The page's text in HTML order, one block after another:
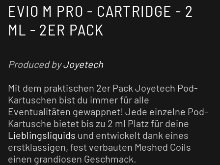
EVIO M PRO - CARTRIDGE - 2
ML - 2ER PACK
Produced byJoyetech
Mit dem praktischen 2er Pack Joyetech Pod-
Kartuschen bist du immer für alle
Eventualitäten gewappnet! Jede einzelne Pod-
Kartusche bietet bis zu 2 ml Platz für deine
Lieblingsliquids und entwickelt dank eines
erstklassigen, fest verbauten Meshed Coils
einen grandiosen Geschmack.